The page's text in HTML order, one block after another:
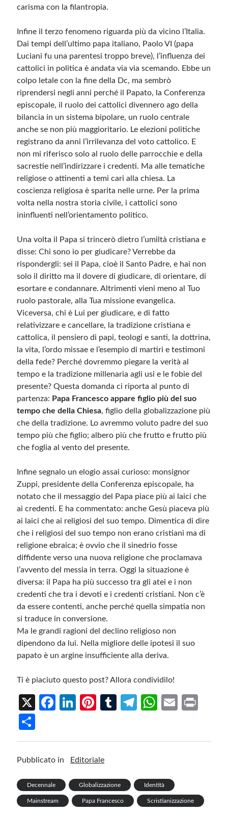
carisma con la filantropia.
Infine il terzo fenomeno riguarda più da vicino l’Italia.
Dai tempi dell’ultimo papa italiano, Paolo VI (papa
Luciani fu una parentesi troppo breve), l’influenza dei
cattolici in politica è andata via via scemando. Ebbe un
colpo letale con la fine della Dc, ma sembrò
riprendersi negli anni perché il Papato, la Conferenza
episcopale, il ruolo dei cattolici divennero ago della
bilancia in un sistema bipolare, un ruolo centrale
anche se non più maggioritario. Le elezioni politiche
registrano da anni l’irrilevanza del voto cattolico. E
non mi riferisco solo al ruolo delle parrocchie e della
sacrestie nell’indirizzare i credenti. Ma alle tematiche
religiose o attinenti a temi cari alla chiesa. La
coscienza religiosa è sparita nelle urne. Per la prima
volta nella nostra storia civile, i cattolici sono
ininfluenti nell’orientamento politico.
Una volta il Papa si trincerò dietro l’umiltà cristiana e
disse: Chi sono io per giudicare? Verrebbe da
rispondergli: sei il Papa, cioè il Santo Padre, e hai non
solo il diritto ma il dovere di giudicare, di orientare, di
esortare e condannare. Altrimenti vieni meno al Tuo
ruolo pastorale, alla Tua missione evangelica.
Viceversa, chi è Lui per giudicare, e di fatto
relativizzare e cancellare, la tradizione cristiana e
cattolica, il pensiero di papi, teologi e santi, la dottrina,
la vita, l’ordo missae e l’esempio di martiri e testimoni
della fede? Perché dovremmo piegare la verità al
tempo e la tradizione millenaria agli usi e le fobie del
presente? Questa domanda ci riporta al punto di
partenza: Papa Francesco appare figlio più del suo
tempo che della Chiesa, figlio della globalizzazione più
che della tradizione. Lo avremmo voluto padre del suo
tempo più che figlio; albero più che frutto e frutto più
che foglia al vento del presente.
Infine segnalo un elogio assai curioso: monsignor
Zuppi, presidente della Conferenza episcopale, ha
notato che il messaggio del Papa piace più ai laici che
ai credenti. E ha commentato: anche Gesù piaceva più
ai laici che ai religiosi del suo tempo. Dimentica di dire
che i religiosi del suo tempo non erano cristiani ma di
religione ebraica; è ovvio che il sinedrio fosse
diffidente verso una nuova religione che proclamava
l’avvento del messia in terra. Oggi la situazione è
diversa: il Papa ha più successo tra gli atei e i non
credenti che tra i devoti e i credenti cristiani. Non c’è
da essere contenti, anche perché quella simpatia non
si traduce in conversione.
Ma le grandi ragioni del declino religioso non
dipendono da lui. Nella migliore delle ipotesi il suo
papato è un argine insufficiente alla deriva.
Ti è piaciuto questo post? Allora condividilo!
X
Fa
o
k
Li
n
Pi
t
T
Te
W
p
p
E
h
ar
Pubblicato in Editoriale
Decennale Globalizzazione Identità
Mainstream Papa Francesco Scristianizzazione